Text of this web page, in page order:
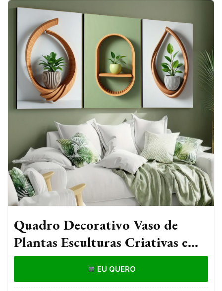
Quadro Decorativo Vaso de
Plantas Esculturas Criativas em
Madeira
EU QUERO